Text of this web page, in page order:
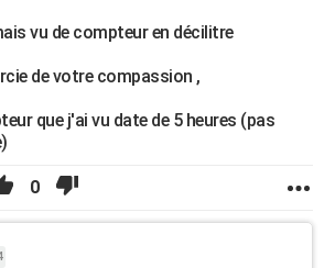
vu de compteur en décilitre
de votre compassion ,
que j'ai vu date de 5 heures (pas
0